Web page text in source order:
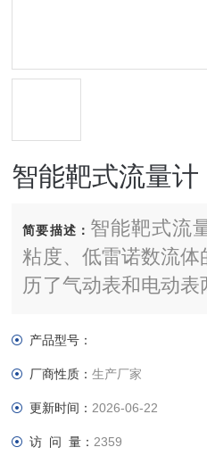
智能靶式流量计
简要描述： 智能靶式流
粘度、低雷诺数流
历了气动表和电动
流量计测量原理的
力感应式传感器作
件，同时利用了现代
产品型号：
厂商性质：生产厂家
更新时间： 2026-06-22
访 问 量： 2359